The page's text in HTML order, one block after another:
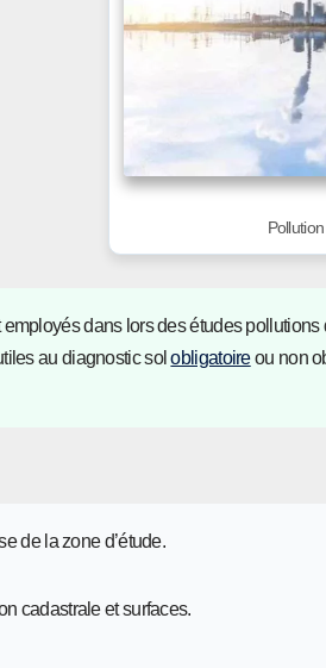
dans lors des études
au diagnostic solobligatoireou non
de la zone d’étude.
cadastrale et surfaces.